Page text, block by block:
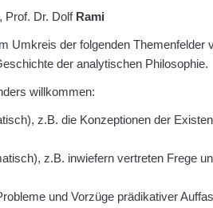
, Prof. Dr. Dolf Rami
Umkreis der folgenden Themenfelder
der analytischen Philosophie.
willkommen:
z.B. die Konzeptionen der
z.B. inwiefern vertreten Frege
und Vorzüge prädikativer